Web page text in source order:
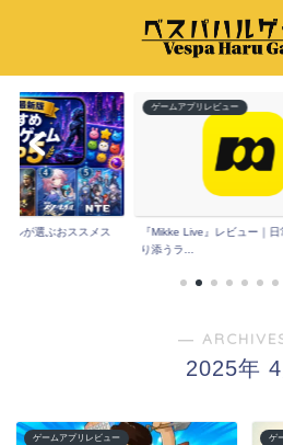
ルが選ぶおススメス
ゲームアプリレビュー
『Mikke Live』レビュー｜
り添うラ...
―
2025年 4
ゲームアプリレビュー ゲ